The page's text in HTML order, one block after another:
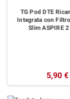
TG Pod DTE
Integrata con Filtro
Slim ASPIRE
5,90 €